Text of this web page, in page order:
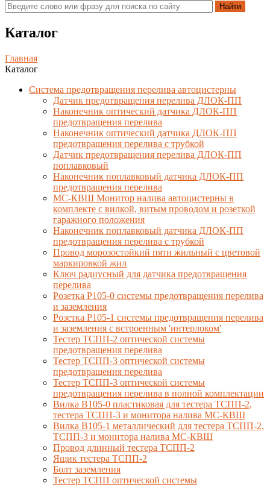
Каталог
Главная
Каталог
Система предотвращения перелива автоцистерны
Датчик предотвращения перелива ДЛОК-ПП
Наконечник оптический датчика ДЛОК-ПП
предотвращения перелива
Наконечник оптический датчика ДЛОК-ПП
предотвращения перелива с трубкой
Датчик предотвращения перелива ДЛОК-ПП
поплавковый
Наконечник поплавковый датчика ДЛОК-ПП
предотвращения перелива
МС-КВШ Монитор налива автоцистерны в
комплекте с вилкой, витым проводом и розеткой
гаражного положения
Наконечник поплавковый датчика ДЛОК-ПП
предотвращения перелива с трубкой
Провод морозостойкий пяти жильный с цветовой
маркировкой жил
Ключ радиусный для датчика предотвращения
перелива
Розетка Р105-0 системы предотвращения перелива
и заземления
Розетка Р105-1 системы предотвращения перелива
и заземления с встроенным 'интерлоком'
Тестер ТСПП-2 оптической системы
предотвращения перелива
Тестер ТСПП-3 оптической системы
предотвращения перелива
Тестер ТСПП-3 оптической системы
предотвращения перелива в полной комплектации
Вилка В105-0 пластиковая для тестера ТСПП-2,
тестера ТСПП-3 и монитора налива МС-КВШ
Вилка В105-1 металлический для тестера ТСПП-2,
ТСПП-3 и монитора налива МС-КВШ
Провод длинный тестера ТСПП-2
Ящик тестера ТСПП-2
Болт заземления
Тестер ТСПП оптической системы